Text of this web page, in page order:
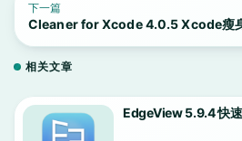
下一篇
Cleaner for Xcode 4.0.5 Xcode瘦
相关文章
EdgeView 5.9.4 快